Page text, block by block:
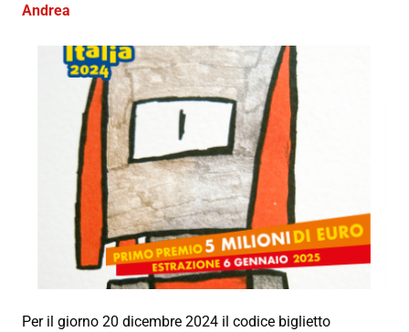
Andrea
Per il giorno 20 dicembre 2024 il codice biglietto